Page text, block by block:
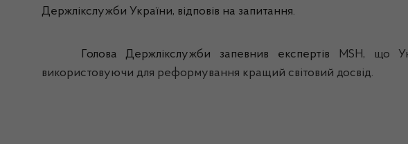
Держлікслужби України, відповів на запитання.
ГоловаДержлікслужби запевнив експертів
MSH, що
використовуючи для реформування кращий світовий досвід.